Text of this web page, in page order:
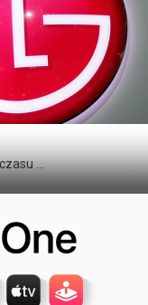
...